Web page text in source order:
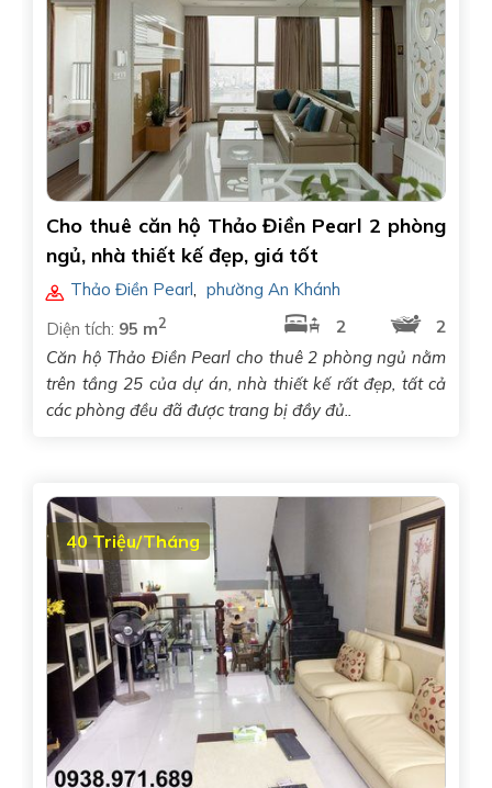
Cho thuê căn hộ Thảo Điền Pearl 2 phòng
ngủ, nhà thiết kế đẹp, giá tốt
Thảo Điền Pearl, phường An Khánh
Diện tích: 95 m2 2
2
Căn hộ Thảo Điền Pearl cho thuê 2 phòng ngủ nằm
trên tầng 25 của dự án, nhà thiết kế rất đẹp, tất cả
các phòng đều đã được trang bị đầy đủ..
40 Triệu/Tháng